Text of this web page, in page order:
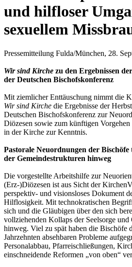
und hilfloser
sexuellem
Pressemitteilung Fulda/München, 28.
Wir sind Kirche zu den Ergebnissen
der Deutschen Bischofskonferenz
Mit ziemlicher Enttäuschung nimmt die
Wir sind Kirche die Ergebnisse der
Deutschen Bischofskonferenz zur
Diözesen sowie zum künftigen
in der Kirche zur Kenntnis.
Pastorale Neuordnungen der
der Gemeindestrukturen hinweg
Die vorgestellte Arbeitshilfe zur
(Erz-)Diözesen ist aus Sicht der
perspektiv- und visionsloses Dokument
Hilflosigkeit. Mit technokratischen
sich und die Gläubigen über den sich
vollziehenden Kollaps der Seelsorge und
hinweg. Viel zu spät haben die Bischöfe
Jahrzehnten absehbaren Probleme
Personalabbau, Pfarreischließungen,
einschneidende Reformen „von oben“